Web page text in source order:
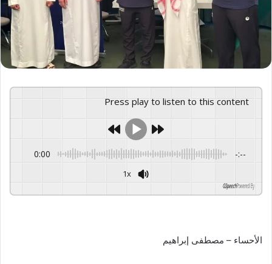
Press play to listen to this content
0:00 -:--
1x
Powered By
الأحساء – مصطفى إبراهيم